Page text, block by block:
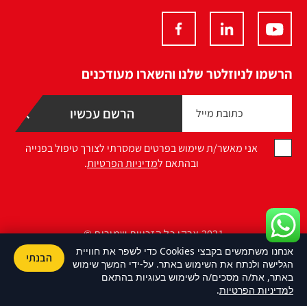
הרשמו לניוזלטר שלנו והשארו מעודכנים
אני מאשר/ת שימוש בפרטים שמסרתי לצורך טיפול בפנייה
ובהתאם למדיניות הפרטיות.
2021 ארקו כל הזכויות שמורות ©
Design by Namelesspace
אנחנו משתמשים בקבצי Cookies כדי לשפר את חוויית
הגלישה ולנתח את השימוש באתר. על-ידי המשך שימוש
באתר, את/ה מסכים/ה לשימוש בעוגיות בהתאם
למדיניות הפרטיות.
הבנתי